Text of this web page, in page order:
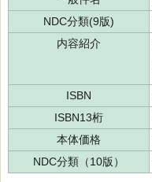
NDC分類(9版)
内容紹介
ISBN
ISBN13桁
本体価格
NDC分類（10版）